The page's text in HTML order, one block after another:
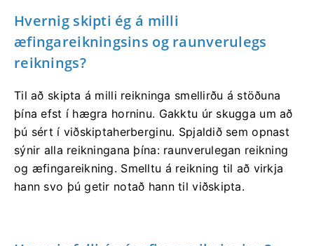
Hvernig skipti ég á milli
æfingareikningsins og raunverulegs
reiknings?
Til að skipta á milli reikninga smellirðu á stöðuna
þína efst í hægra horninu. Gakktu úr skugga um að
þú sért í viðskiptaherberginu. Spjaldið sem opnast
sýnir alla reikningana þína: raunverulegan reikning
og æfingareikning. Smelltu á reikning til að virkja
hann svo þú getir notað hann til viðskipta.